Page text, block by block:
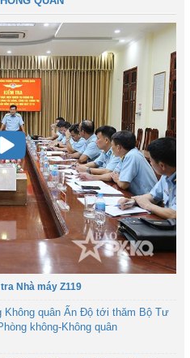
Nhà máy Z119
quân Ấn Độ tới thăm Bộ Tư
không-Không quân